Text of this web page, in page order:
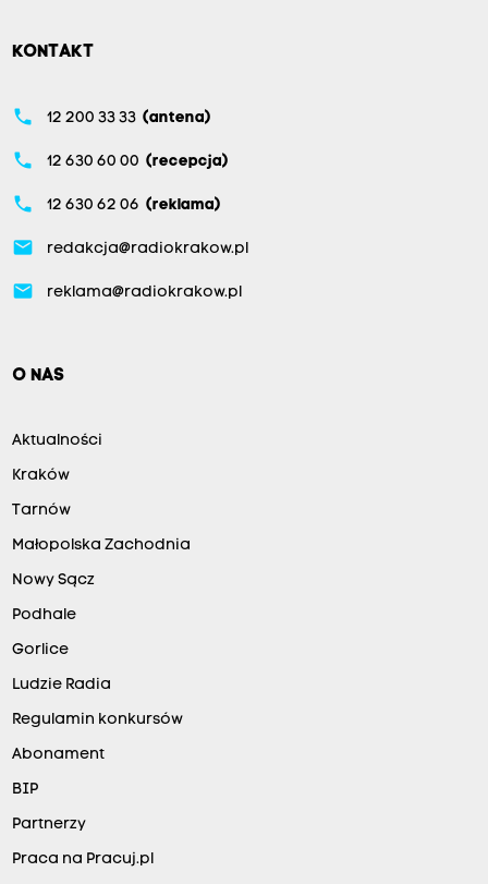
KONTAKT
phone 12 200 33 33 (antena)
phone 12 630 60 00 (recepcja)
phone 12 630 62 06 (reklama)
email redakcja@radiokrakow.pl
email reklama@radiokrakow.pl
O NAS
Aktualności
Kraków
Tarnów
Małopolska Zachodnia
Nowy Sącz
Podhale
Gorlice
Ludzie Radia
Regulamin konkursów
Abonament
BIP
Partnerzy
Praca na Pracuj.pl